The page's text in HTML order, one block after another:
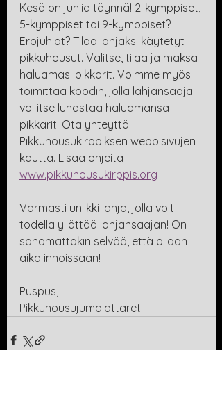
Kesä on juhlia täynnä! 2-kymppiset,
5-kymppiset tai 9-kymppiset?
Erojuhlat? Tilaa lahjaksi käytetyt
pikkuhousut. Valitse, tilaa ja maksa
haluamasi pikkarit. Voimme myös
toimittaa koodin, jolla lahjansaaja
voi itse lunastaa haluamansa
pikkarit. Ota yhteyttä
Pikkuhousukirppiksen webbisivujen
kautta. Lisää ohjeita
www.pikkuhousukirppis.org
Varmasti uniikki lahja, jolla voit
todella yllättää lahjansaajan! On
sanomattakin selvää, että ollaan
aika innoissaan!
Puspus,
Pikkuhousujumalattaret